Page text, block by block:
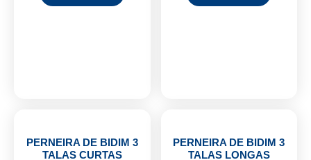
PERNEIRA DE BIDIM 3
TALAS CURTAS
PERNEIRA DE BIDIM 3
TALAS LONGAS